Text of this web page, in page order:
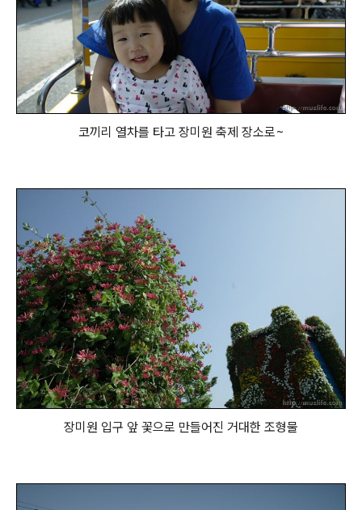
코끼리 열차를 타고 장미원 축제 장소로~
장미원 입구 앞 꽃으로 만들어진 거대한 조형물